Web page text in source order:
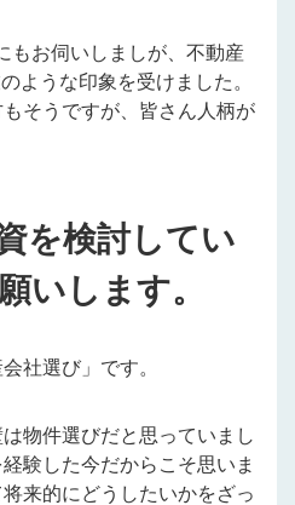
もお伺いしましが、不動産
ような印象を受けました。
そうですが、皆さん人柄が
を検討してい
いします。
社選び」です。
物件選びだと思っていまし
験した今だからこそ思いま
来的にどうしたいかをざっ